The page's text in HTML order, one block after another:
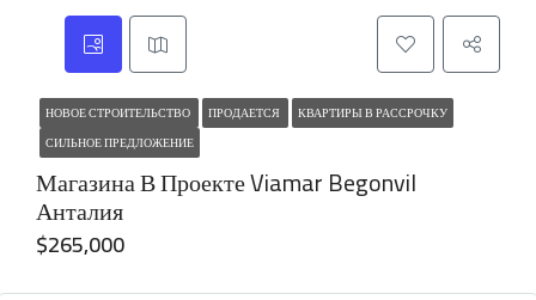
НОВОЕ СТРОИТЕЛЬСТВО ПРОДАЕТСЯ
КВАРТИРЫ В РАССРОЧКУ
СИЛЬНОЕ ПРЕДЛОЖЕНИЕ
Магазина В Проекте Viamar Begonvil
Анталия
$265,000